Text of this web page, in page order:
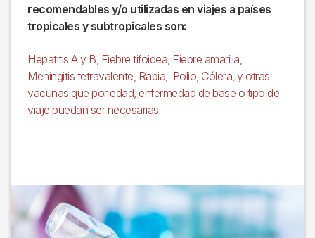
recomendables y/o utilizadas en viajes a países
tropicales y subtropicales son:
Hepatitis A y B, Fiebre tifoidea, Fiebre amarilla,
Meningitis tetravalente, Rabia, Polio, Cólera, y otras
vacunas que por edad, enfermedad de base o tipo de
viaje puedan ser necesarias.
Imagen